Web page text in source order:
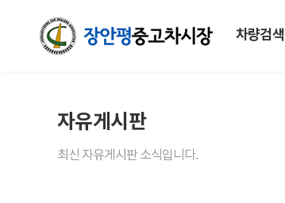
차량검색
자유게시판
최신 자유게시판 소식입니다.